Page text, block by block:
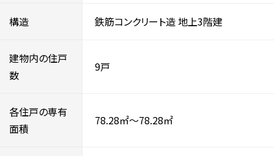
構造 鉄筋コンクリート造地上3階建
建物内の住戸
数
9戸
各住戸の専有
面積
78.28㎡～78.28㎡